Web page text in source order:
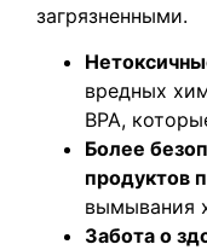
загрязненными.
вредных
BPA,
Более
продуктов
вымывания
Забота о